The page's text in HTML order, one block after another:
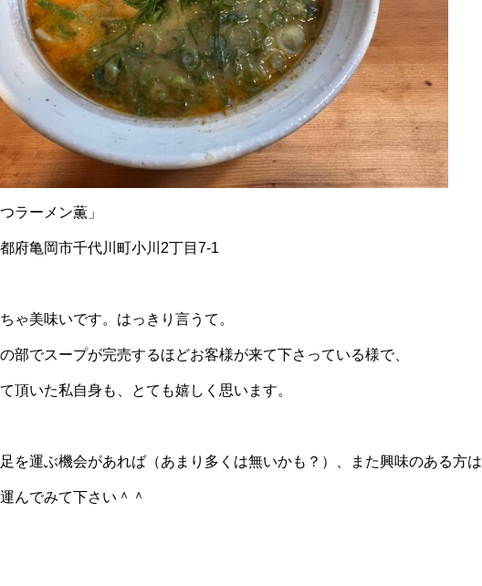
ラーメン薫」
府亀岡市千代川町小川2丁目7-1
ゃ美味いです。はっきり言うて。
部でスープが完売するほどお客様が来て下さっている様で、
頂いた私自身も、とても嬉しく思います。
を運ぶ機会があれば（あまり多くは無いかも？）、また興味のある方は
んでみて下さい＾＾